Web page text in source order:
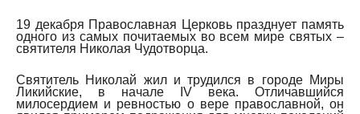
19 декабря Православная Церковь празднует память
одного из самых почитаемых во всем мире святых –
святителя Николая Чудотворца.
Святитель Николай жил и трудился в городе Миры
Ликийские, в начале IV века. Отличавшийся
милосердием и ревностью о вере православной, он